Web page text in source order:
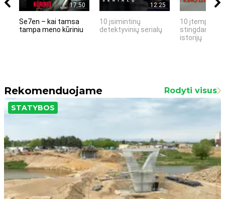
17:50
Se7en – kai tamsa
tampa meno kūriniu
12:25
10 įsimintinų
detektyvinių serialų
10 įtemptų,
stingdančių
istorijų
Rekomenduojame Rodyti visus
STATYBOS